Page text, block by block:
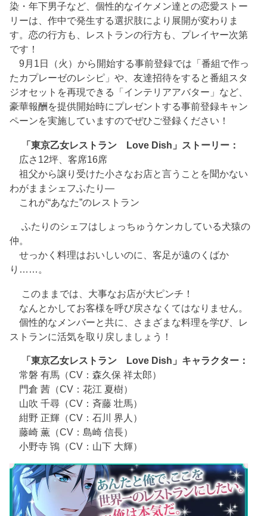
染・年下男子など、個性的なイケメン達との恋愛ストー
リーは、作中で発生する選択肢により展開が変わりま
す。恋の行方も、レストランの行方も、プレイヤー次第
です！
9月1日（火）から開始する事前登録では「番組で作っ
たカプレーゼのレシピ」や、友達招待をすると番組スタ
ジオセットを再現できる「インテリアアバター」など、
豪華報酬を提供開始時にプレゼントする事前登録キャン
ペーンを実施していますのでぜひご登録ください！
「東京乙女レストラン Love Dish」ストーリー：
広さ12坪、客席16席
祖父から譲り受けた小さなお店と言うことを聞かない
わがままシェフふたり―
これが“あなた”のレストラン
ふたりのシェフはしょっちゅうケンカしている犬猿の
仲。
せっかく料理はおいしいのに、客足が遠のくばか
り……。
このままでは、大事なお店が大ピンチ！
なんとかしてお客様を呼び戻さなくてはなりません。
個性的なメンバーと共に、さまざまな料理を学び、レ
ストランに活気を取り戻しましょう！
「東京乙女レストラン Love Dish」キャラクター：
常磐 有馬（CV：森久保 祥太郎）
門倉 茜（CV：花江 夏樹）
山吹 千尋（CV：斉藤 壮馬）
紺野 正輝（CV：石川 界人）
藤崎 薫（CV：島崎 信長）
小野寺 鴇（CV：山下 大輝）